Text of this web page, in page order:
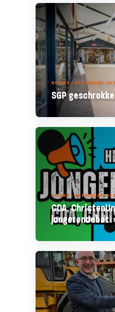
NIEUWS - 27 FEBRUARI
SGP
NIEUWS - 20 FEBRUARI
CDA,
jongerendebat